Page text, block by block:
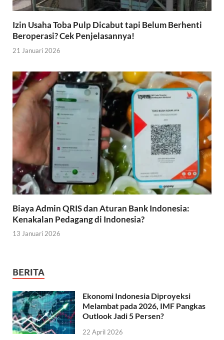
Izin Usaha Toba Pulp Dicabut tapi Belum Berhenti
Beroperasi? Cek Penjelasannya!
21 Januari 2026
Biaya Admin QRIS dan Aturan Bank Indonesia:
Kenakalan Pedagang di Indonesia?
13 Januari 2026
BERITA
Ekonomi Indonesia Diproyeksi
Melambat pada 2026, IMF Pangkas
Outlook Jadi 5 Persen?
22 April 2026